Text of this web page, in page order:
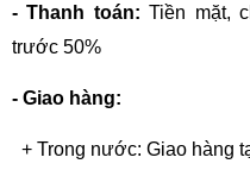
- Thanh toán:Tiền mặt,
trước 50%
- Giao hàng:
+ Trong nước: Giao hàng